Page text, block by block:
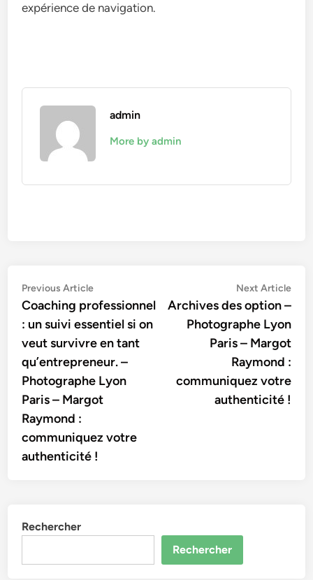
expérience de navigation.
admin
More by admin
Navigation
de
l’article
Previous ArticlePrevious
article:
Coaching professionnel
: un suivi essentiel si on
veut survivre en tant
qu’entrepreneur. –
Photographe Lyon
Paris – Margot
Raymond :
communiquez votre
authenticité !
Next Article
Archives des option –
Photographe Lyon
Paris – Margot
Raymond :
communiquez votre
authenticité !
Rechercher
Rechercher